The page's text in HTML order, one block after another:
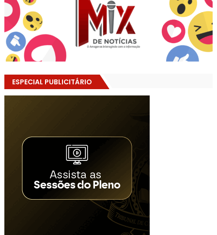
ESPECIAL PUBLICITÁRIO